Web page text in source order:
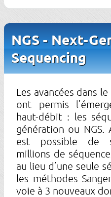
NGS - Next-
Sequencing
Les avancées dans
ont permis
haut-débit : les
génération ou NGS.
est possible de
millions de
au lieu d’une seule
les méthodes
voie à 3 nouveaux